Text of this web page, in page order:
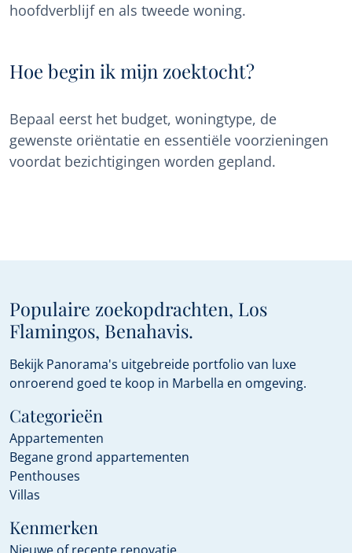
hoofdverblijf en als tweede woning.
Hoe begin ik mijn zoektocht?
Bepaal eerst het budget, woningtype, de
gewenste oriëntatie en essentiële voorzieningen
voordat bezichtigingen worden gepland.
Populaire zoekopdrachten, Los
Flamingos, Benahavis.
Bekijk Panorama's uitgebreide portfolio van luxe
onroerend goed te koop in Marbella en omgeving.
Categorieën
Appartementen
Begane grond appartementen
Penthouses
Villas
Kenmerken